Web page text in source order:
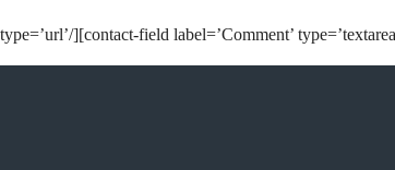
][contact-field label=’Comment’